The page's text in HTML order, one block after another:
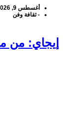
أغسطس 9, 2026
- ثقافة وفن
إيجاي: من